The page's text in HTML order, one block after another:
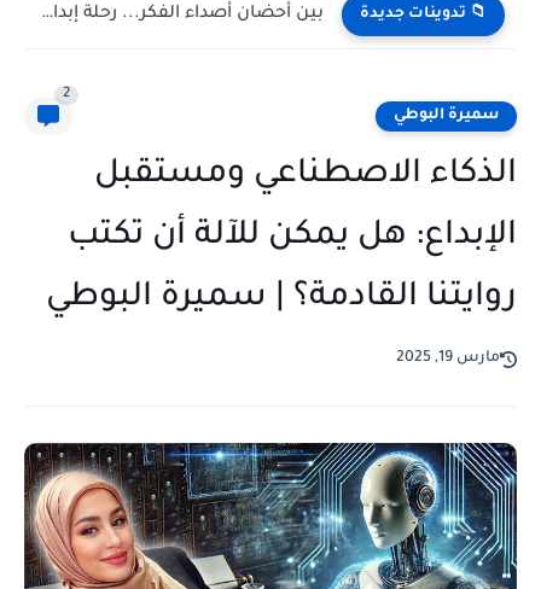
📁 تدوينات جديدة بين أحضان أصداء الفكر... رحلة إبداع وامتنان | فاديه عريج...
سميرة البوطي
2
الذكاء الاصطناعي ومستقبل
الإبداع: هل يمكن للآلة أن تكتب
روايتنا القادمة؟ | سميرة البوطي
مارس 19, 2025